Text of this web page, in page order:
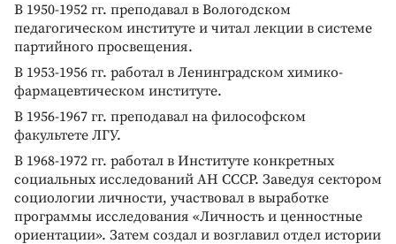
В 1950-1952 гг. преподавал в Вологодском
педагогическом институте и читал лекции в системе
партийного просвещения.
В 1953-1956 гг. работал в Ленинградском химико-
фармацевтическом институте.
В 1956-1967 гг. преподавал на философском
факультете ЛГУ.
В 1968-1972 гг. работал в Институте конкретных
социальных исследований АН СССР. Заведуя сектором
социологии личности, участвовал в выработке
программы исследования «Личность и ценностные
ориентации». Затем создал и возглавил отдел истории